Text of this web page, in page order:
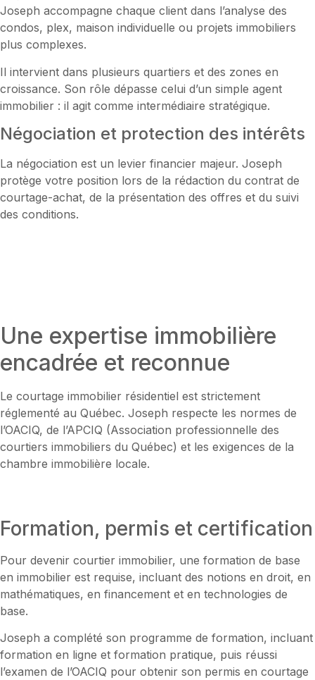
Joseph accompagne chaque client dans l’analyse des
condos, plex, maison individuelle ou projets immobiliers
plus complexes.
Il intervient dans plusieurs quartiers et des zones en
croissance. Son rôle dépasse celui d’un simple agent
immobilier : il agit comme intermédiaire stratégique.
Négociation et protection des intérêts
La négociation est un levier financier majeur. Joseph
protège votre position lors de la rédaction du contrat de
courtage-achat, de la présentation des offres et du suivi
des conditions.
Une expertise immobilière
encadrée et reconnue
Le courtage immobilier résidentiel est strictement
réglementé au Québec. Joseph respecte les normes de
l’OACIQ, de l’APCIQ (Association professionnelle des
courtiers immobiliers du Québec) et les exigences de la
chambre immobilière locale.
Formation, permis et certification
Pour devenir courtier immobilier, une formation de base
en immobilier est requise, incluant des notions en droit, en
mathématiques, en financement et en technologies de
base.
Joseph a complété son programme de formation, incluant
formation en ligne et formation pratique, puis réussi
l’examen de l’OACIQ pour obtenir son permis en courtage